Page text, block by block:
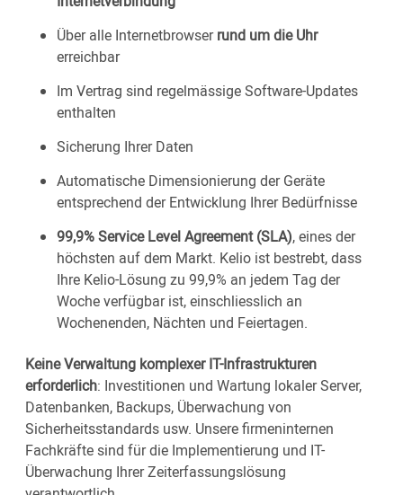
Über alle Internetbrowserrund um die Uhr
erreichbar
Im Vertrag sind regelmässige Software-Updates
enthalten
Sicherung Ihrer Daten
Automatische Dimensionierung der Geräte
entsprechend der Entwicklung Ihrer Bedürfnisse
99,9% Service Level Agreement (SLA), eines der
höchsten auf dem Markt. Kelio ist bestrebt, dass
Ihre Kelio-Lösung zu 99,9% an jedem Tag der
Woche verfügbar ist, einschliesslich an
Wochenenden, Nächten und Feiertagen.
Keine Verwaltung komplexer IT-Infrastrukturen
erforderlich: Investitionen und Wartung lokaler Server,
Datenbanken, Backups, Überwachung von
Sicherheitsstandards usw. Unsere firmeninternen
Fachkräfte sind für die Implementierung und IT-
Überwachung Ihrer Zeiterfassungslösung